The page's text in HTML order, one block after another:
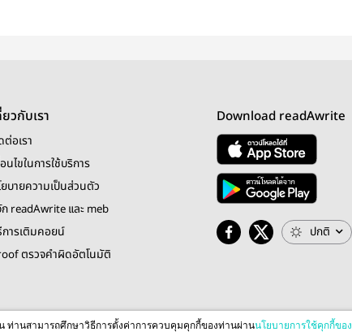
ยวกับเรา
อเรา
นไขในการใช้บริการ
ยบายความเป็นส่วนตัว
readAwrite และ meb
ารเติมคอยน์
ตรวจคำผิดอัตโนมัติ
Download readAwrite
ปกติ
Corporation Public Company Limited
Google
ท่านสามารถศึกษาวิธีการตั้งค่าการควบคุมคุกกี้ของท่านผ่านนโยบายการใช้คุกกี้ของ